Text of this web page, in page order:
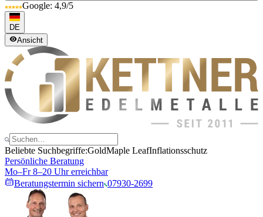
Google: 4,9/5
DE
Ansicht
Beliebte Suchbegriffe:GoldMaple LeafInflationsschutz
Persönliche Beratung
Mo–Fr 8–20 Uhr erreichbar
Beratungstermin sichern 07930-2699